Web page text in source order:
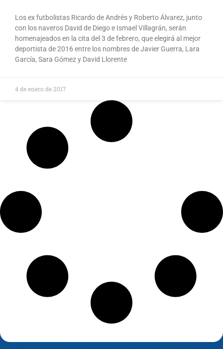
Los ex futbolistas Ricardo de Andrés y Roberto Álvarez, junto
con los naveros David de Diego e Ismael Villagrán, serán
homenajeados en la cita del 3 de febrero, que elegirá al mejor
deportista de 2016 entre los nombres de Javier Guerra, Lara
García, Sara Gómez y David Llorente​
4 de enero de 2017